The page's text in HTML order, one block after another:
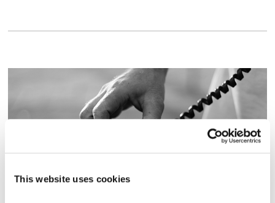
This website uses cookies